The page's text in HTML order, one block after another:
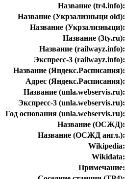
Название (tr4.info):
Название (Укрзализныци old):
Название (Укрзализныци):
Название (3ty.ru):
Название (railwayz.info):
Экспресс-3 (railwayz.info):
Название (Яндекс.Расписания):
Адрес (Яндекс.Расписания):
Название (unla.webservis.ru):
Экспресс-3 (unla.webservis.ru):
Год основания (unla.webservis.ru):
Название (ОСЖД):
Название (ОСЖД англ.):
Wikipedia:
Wikidata:
Примечание: